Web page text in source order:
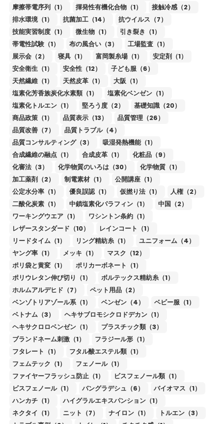
摩擦帯電序列（1）
揮発性有機化合物（1）
接触冷感（2）
排水環境（1）
抗菌加工（14）
抗ウイルス（7）
技能実習制度（1）
微生物（1）
引き裂き（1）
帯電性試験（1）
布の風合い（3）
工場監査（1）
展示会（2）
寝具（1） 富岡製糸場（1）
安定剤（1）
安全衛生（1）
安全性（12）
子ども服（6）
天然繊維（1）
天然皮革（1）
大阪（1）
塩素化芳香族炭化水素類（1）
塩素化ベンゼン（1）
塩素化トルエン（1）
堅ろう度（2）
基礎知識（20）
商品政策（1）
品質表示（13）
品質管理（26）
品質改善（7）
品質トラブル（4）
品質コンサルティング（3）
吸湿発熱機能（1）
合成繊維の融点（1）
合成皮革（1）
化粧品（9）
化審法（3）
化学物質のいろは（30）
化学物質（1）
加工薬剤（2）
制電素材（1）
公開講座（1）
公定水分率（1）
優良誤認（1） 仮撚り法（1）
人権（2）
二酸化炭素（1）
中鎖塩素化パラフィン（1）
中国（2）
ワーキングウエア（1）
ワシントン条約（1）
レザースタンダード（10）
レインコート（1）
リードタイム（1）
リング精紡糸（1）
ユニフォーム（4）
ヤング率（1）
メッキ（1）
マスク（12）
ポリ袋と黄変（1）
ポリカーボネート（1）
ポリウレタン伸び切り（1）
ボルテックス精紡糸（1）
ホルムアルデヒド（7）
ペット用品（2）
ベンゾトリアゾール系（1）
ベンゼン（4）
ベビー服（1）
ベトナム（3）
ヘキサブロモシクロドデカン（1）
ヘキサクロロベンゼン（1）
プラスチック類（3）
ブランドネーム刺激（1）
フラジール形（1）
フタレート（1）
フタル酸エステル類（1）
フェムテック（1）
フェノール（1）
ファイヤーフラッシュ防止（1）
ビスフェノール類（1）
ビスフェノール（1）
バングラデシュ（6）
バイオマス（1）
ハンカチ（1）
ハイグラルエキスパンション（1）
ネクタイ（1）
ニット（7） ナイロン（1）
トルエン（3）